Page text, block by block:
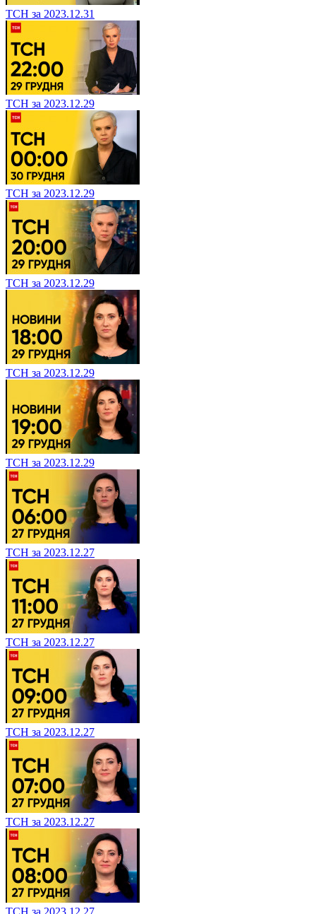
ТСН за 2023.12.31
ТСН за 2023.12.29
ТСН за 2023.12.29
ТСН за 2023.12.29
ТСН за 2023.12.29
ТСН за 2023.12.29
ТСН за 2023.12.27
ТСН за 2023.12.27
ТСН за 2023.12.27
ТСН за 2023.12.27
ТСН за 2023.12.27